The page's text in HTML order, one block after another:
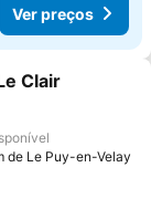
Ver preços
favoritos
Clair
de Le Puy-en-Velay